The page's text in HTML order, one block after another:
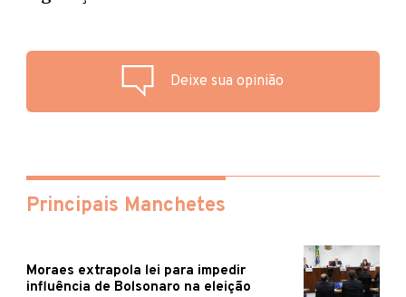
Deixe sua opinião
Principais Manchetes
Moraes extrapola lei para impedir
influência de Bolsonaro na eleição